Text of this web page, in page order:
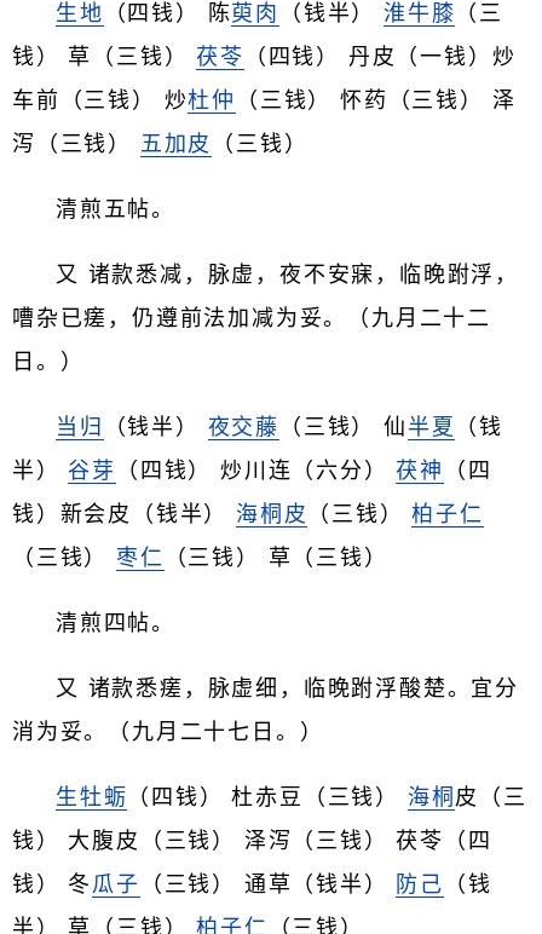
生地 （四钱） 陈萸肉 （钱半）淮牛膝 （三
钱） 草（三钱）茯苓 （四钱） 丹皮（一钱）炒
车前（三钱） 炒杜仲
（三钱） 怀药（三钱） 泽
泻（三钱） 五加皮 （三钱）
清煎五帖。
又 诸款悉减，脉虚，夜不安寐，临晚跗浮，
嘈杂已瘥，仍遵前法加减为妥。（九月二十二
日。）
当归 （钱半） 夜交藤 （三钱） 仙 半夏
（钱
半）谷芽 （四钱） 炒川连（六分）茯神
（四
钱）新会皮（钱半） 海桐皮 （三钱）柏子仁
（三钱） 枣仁 （三钱） 草（三钱）
清煎四帖。
又 诸款悉瘥，脉虚细，临晚跗浮酸楚。宜分
消为妥。（九月二十七日。）
生牡蛎 （四钱） 杜赤豆（三钱） 海桐 皮（三
钱） 大腹皮（三钱） 泽泻（三钱） 茯苓（四
钱） 冬 瓜子 （三钱） 通草（钱半） 防己
（钱
半） 草（三钱）柏子仁 （三钱）